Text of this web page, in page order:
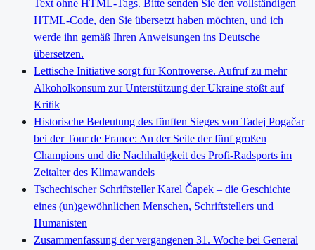
Text ohne HTML-Tags. Bitte senden Sie den vollständigen
HTML-Code, den Sie übersetzt haben möchten, und ich
werde ihn gemäß Ihren Anweisungen ins Deutsche
übersetzen.
Lettische Initiative sorgt für Kontroverse. Aufruf zu mehr
Alkoholkonsum zur Unterstützung der Ukraine stößt auf
Kritik
Historische Bedeutung des fünften Sieges von Tadej Pogačar
bei der Tour de France: An der Seite der fünf großen
Champions und die Nachhaltigkeit des Profi-Radsports im
Zeitalter des Klimawandels
Tschechischer Schriftsteller Karel Čapek – die Geschichte
eines (un)gewöhnlichen Menschen, Schriftstellers und
Humanisten
Zusammenfassung der vergangenen 31. Woche bei General